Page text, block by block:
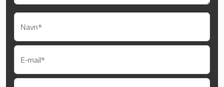
Navn*
E-mail*